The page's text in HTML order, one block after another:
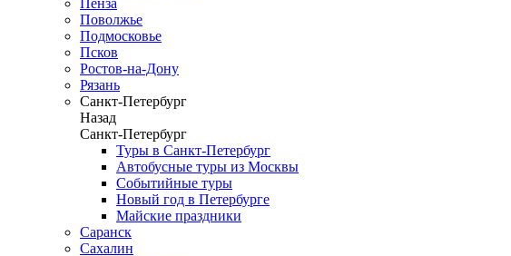
Пенза
Поволжье
Подмосковье
Псков
Ростов-на-Дону
Рязань
Санкт-Петербург
Назад
Санкт-Петербург
Туры в Санкт-Петербург
Автобусные туры из Москвы
Событийные туры
Новый год в Петербурге
Майские праздники
Саранск
Сахалин